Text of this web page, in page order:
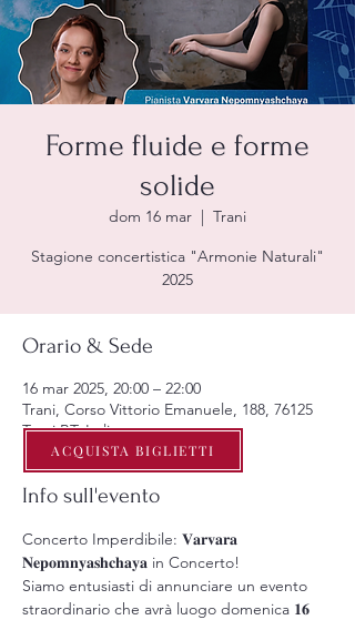
Forme fluide e forme
solide
dom 16 mar
  |
Trani
Stagione concertistica "Armonie Naturali"
2025
Orario & Sede
16 mar 2025, 20:00 – 22:00
Trani, Corso Vittorio Emanuele, 188, 76125
Trani BT, Italia
Info sull'evento
Concerto Imperdibile: 𝐕𝐚𝐫𝐯𝐚𝐫𝐚
𝐍𝐞𝐩𝐨𝐦𝐧𝐲𝐚𝐬𝐡𝐜𝐡𝐚𝐲𝐚 in Concerto!
Siamo entusiasti di annunciare un evento
straordinario che avrà luogo domenica 𝟏𝟔
ACQUISTA BIGLIETTI